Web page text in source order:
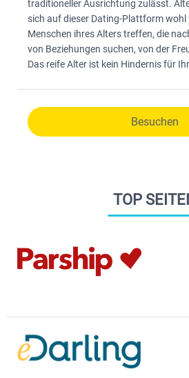
traditioneller Ausrichtung zulässt.
sich auf dieser Dating-Plattform wohl
Menschen ihres Alters treffen, die
von Beziehungen suchen, von der
Das reife Alter ist kein Hindernis für
Besuchen
TOP